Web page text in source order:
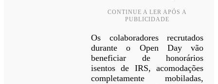
CONTINUE A LER APÓS A
PUBLICIDADE
Os colaboradores recrutados
durante o Open Day vão
beneficiar de honorários
isentos de IRS, acomodações
completamente mobiladas,